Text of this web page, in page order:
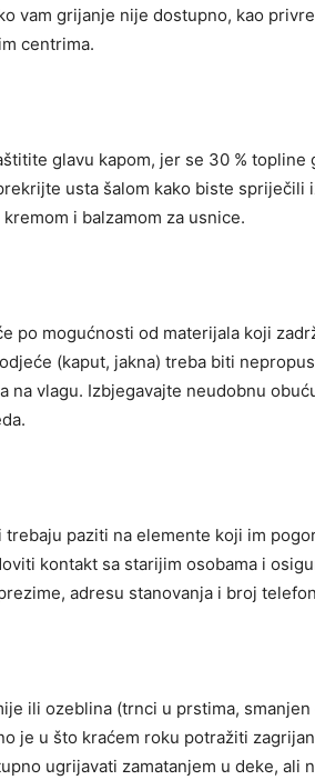
vam grijanje nije dostupno, kao
centrima.
glavu kapom, jer se 30 % topline
usta šalom kako biste spriječili
i balzamom za usnice.
po mogućnosti od materijala koji
(kaput, jakna) treba biti
na vlagu. Izbjegavajte neudobnu
paziti na elemente koji im
kontakt sa starijim osobama i
adresu stanovanja i broj
ili ozeblina (trnci u prstima,
je u što kraćem roku potražiti
ugrijavati zamatanjem u deke, ali